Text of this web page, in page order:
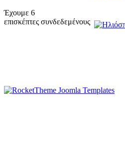
Έχουμε 6
επισκέπτες συνδεδεμένους